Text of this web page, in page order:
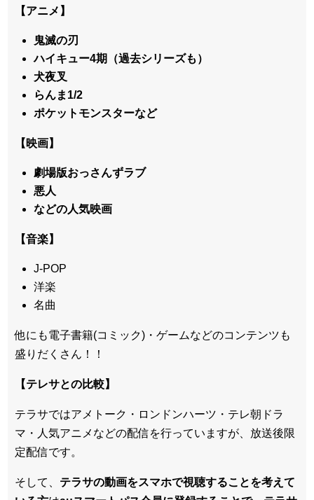
【アニメ】
鬼滅の刃
ハイキュー4期（過去シリーズも）
犬夜叉
らんま1/2
ポケットモンスターなど
【映画】
劇場版おっさんずラブ
悪人
などの人気映画
【音楽】
J-POP
洋楽
名曲
他にも電子書籍(コミック)・ゲームなどのコンテンツも
盛りだくさん！！
【テレサとの比較】
テラサではアメトーク・ロンドンハーツ・テレ朝ドラ
マ・人気アニメなどの配信を行っていますが、放送後限
定配信です。
そして、 テラサの動画をスマホで視聴することを考えて